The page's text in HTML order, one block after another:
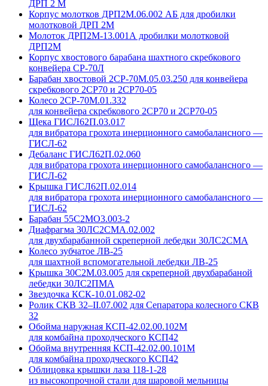
ДРП 2 М
Корпус молотков ДРП2М.06.002 АБ для дробилки
молотковой ДРП 2М
Молоток ДРП2М-13.001А дробилки молотковой
ДРП2М
Корпус хвостового барабана шахтного скребкового
конвейера СР-70Л
Барабан хвостовой 2СР-70М.05.03.250 для конвейера
скребкового 2СР70 и 2СР70-05
Колесо 2СР-70М.01.332
для конвейера скребкового 2СР70 и 2СР70-05
Щека ГИСЛ62П.03.017
для вибратора грохота инерционного самобалансного —
ГИСЛ-62
Дебаланс ГИСЛ62П.02.060
для вибратора грохота инерционного самобалансного —
ГИСЛ-62
Крышка ГИСЛ62П.02.014
для вибратора грохота инерционного самобалансного —
ГИСЛ-62
Барабан 55С2МО3.003-2
Диафрагма 30ЛС2СМА.02.002
для двухбарабанной скреперной лебедки 30ЛС2СМА
Колесо зубчатое ЛВ-25
для шахтной вспомогательной лебедки ЛВ-25
Крышка 30С2М.03.005 для скреперной двухбарабаной
лебедки 30ЛС2ПМА
Звездочка КСК-10.01.082-02
Ролик СКВ 32–II.07.002 для Сепаратора колесного СКВ
32
Обойма наружная КСП-42.02.00.102М
для комбайна проходческого КСП42
Обойма внутренняя КСП-42.02.00.101М
для комбайна проходческого КСП42
Облицовка крышки лаза 118-1-28
из высокопрочной стали для шаровой мельницы